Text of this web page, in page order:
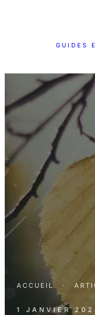
GUIDES
ACCUEIL ·
1 JANVIER